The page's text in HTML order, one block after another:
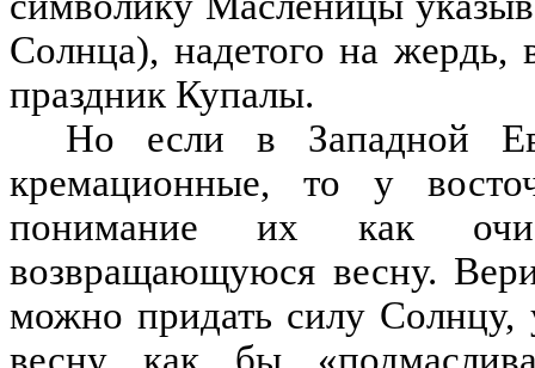
Солнца), надетого на жердь,
праздник Купалы.
Но если в Западной
кремационные,
то у
понимание их как
возвращающуюся весну.
можно придать силу Солнцу,